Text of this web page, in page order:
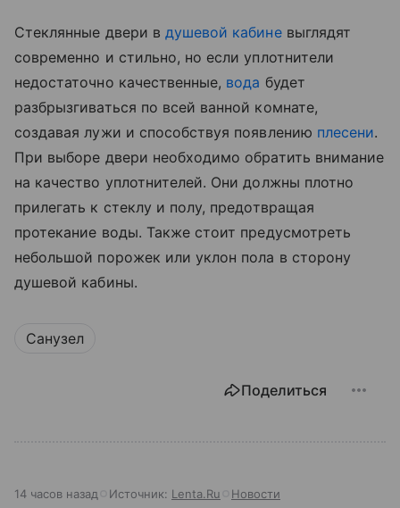
Стеклянные двери в душевой кабиневыглядят
современно и стильно, но если уплотнители
недостаточно качественные, вода будет
разбрызгиваться по всей ванной комнате,
создавая лужи и способствуя появлению плесени.
При выборе двери необходимо обратить внимание
на качество уплотнителей. Они должны плотно
прилегать к стеклу и полу, предотвращая
протекание воды. Также стоит предусмотреть
небольшой порожек или уклон пола в сторону
душевой кабины.
Санузел
Поделиться
14 часов назад Источник: Lenta.Ru Новости